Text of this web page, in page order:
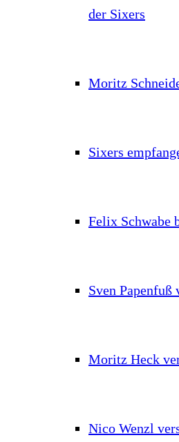
der Sixers
Moritz
Sixers
Felix Schwabe
Sven
Moritz Heck
Nico Wenzl